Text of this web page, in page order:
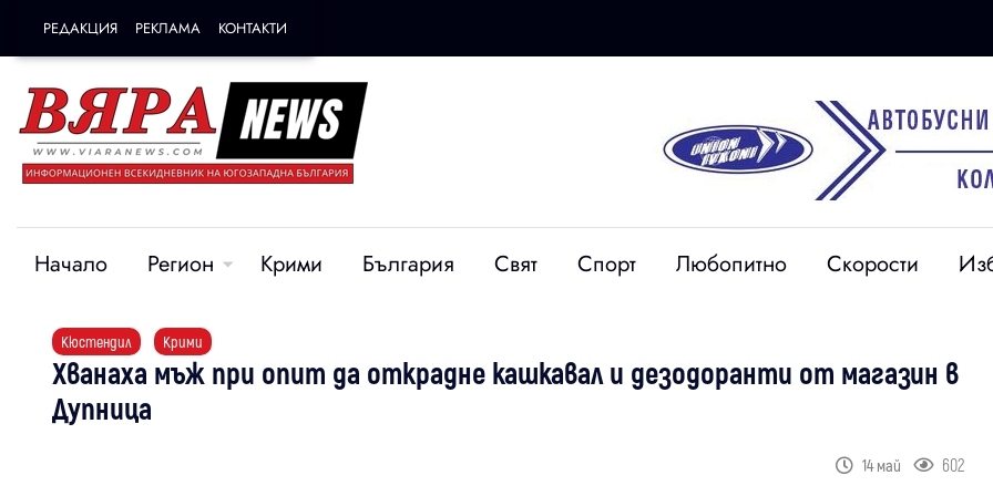
РЕДАКЦИЯ РЕКЛАМА КОНТАКТИ
Начало Регион Крими България Свят Спорт Любопитно Скорости
Кюстендил Крими
Хванаха мъж при опит да открадне кашкавал и дезодоранти от магазин в
Дупница
14 май 602